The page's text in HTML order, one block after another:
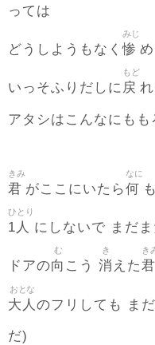
っては
どうしようもなく惨
みじ
いっそふりだしに戻
もど
アタシはこんなにもも
君
きみ
がここにいたら何
なに
1人
ひとり
にしないで まだ
ドアの向
む
こう 消
き
えた君
き
大人
おとな
のフリしても ま
だ)